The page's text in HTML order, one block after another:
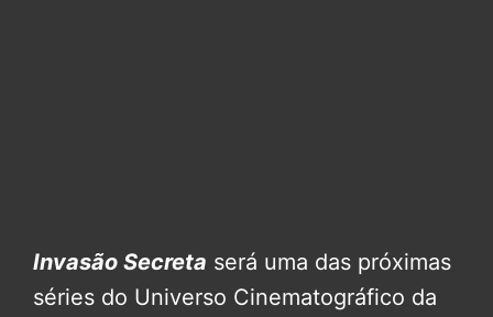
Invasão Secreta será uma das próximas
séries do Universo Cinematográfico da